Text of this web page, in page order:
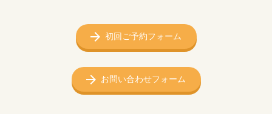
初回ご予約フォーム
お問い合わせフォーム